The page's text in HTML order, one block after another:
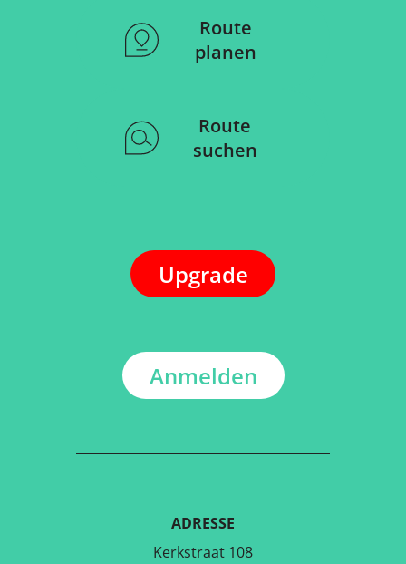
Route
planen
Route
suchen
Upgrade
Anmelden
ADRESSE
Kerkstraat 108